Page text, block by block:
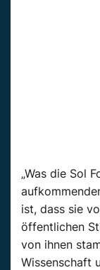
„Was die Sol
ist, dass sie
öffentlichen
von ihnen
Wissenschaft